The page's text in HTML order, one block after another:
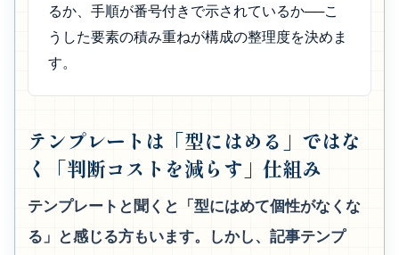
るか、手順が番号付きで示されているか──こ
うした要素の積み重ねが構成の整理度を決めま
す。
テンプレートは「型にはめる」ではな
く「判断コストを減らす」仕組み
テンプレートと聞くと「型にはめて個性がなくな
る」と感じる方もいます。しかし、記事テンプ